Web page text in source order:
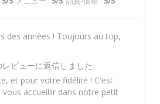
des années ! Toujours au top,
レビューに返信しました
et pour votre fidélité ! C'est
accueillir dans notre petit